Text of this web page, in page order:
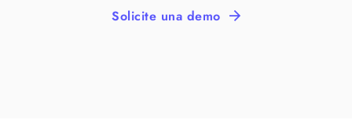
Solicite una demo